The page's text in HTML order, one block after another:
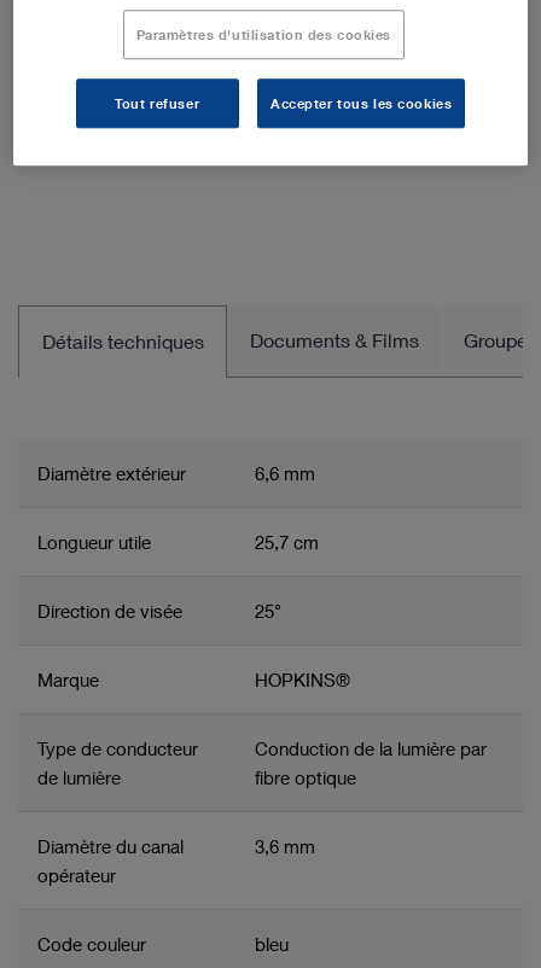
Ajouter au devis
Détails techniques Documents & Films Groupe
Diamètre extérieur 6,6 mm
Longueur utile 25,7 cm
Direction de visée 25°
Marque HOPKINS®
Type de conducteur
de lumière
Conduction de la lumière par
fibre optique
Diamètre du canal
opérateur
3,6 mm
Code couleur bleu
Paramètres d'utilisation des cookies
Tout refuser Accepter tous les cookies